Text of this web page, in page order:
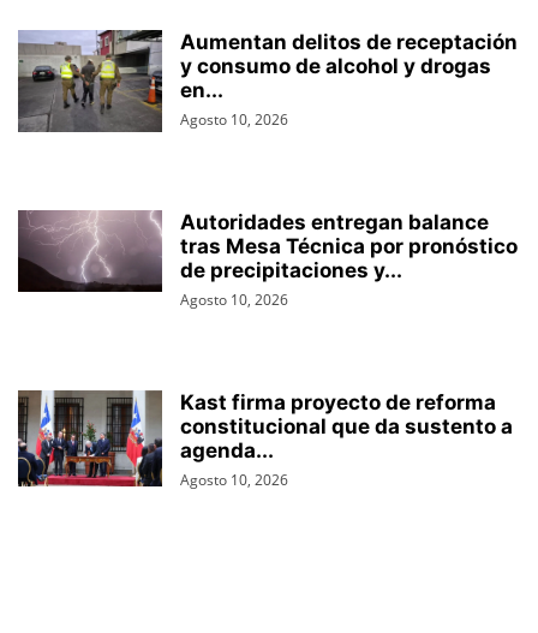
Aumentan delitos de receptación
y consumo de alcohol y drogas
en...
Agosto 10, 2026
Autoridades entregan balance
tras Mesa Técnica por pronóstico
de precipitaciones y...
Agosto 10, 2026
Kast firma proyecto de reforma
constitucional que da sustento a
agenda...
Agosto 10, 2026